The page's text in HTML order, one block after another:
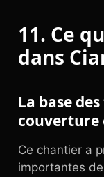
11. Ce
dans
La base
couverture
Ce chantier a
importantes